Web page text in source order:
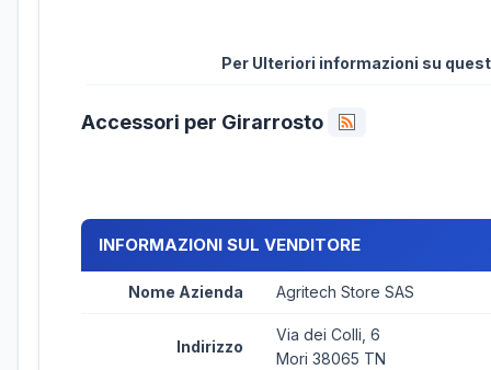
Per Ulteriori informazioni su
Accessori per Girarrosto
INFORMAZIONI SUL VENDITORE
Nome Azienda Agritech Store SAS
Indirizzo
Via dei Colli, 6
Mori 38065 TN